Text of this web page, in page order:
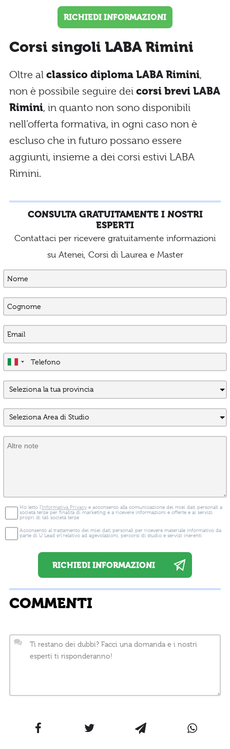
RICHIEDI INFORMAZIONI
Corsi singoli LABA Rimini
Oltre al classico diploma LABA Rimini,
non è possibile seguire dei corsi brevi LABA
Rimini, in quanto non sono disponibili
nell’offerta formativa, in ogni caso non è
escluso che in futuro possano essere
aggiunti, insieme a dei corsi estivi LABA
Rimini.
CONSULTA GRATUITAMENTE I NOSTRI
ESPERTI
Contattaci per ricevere gratuitamente informazioni
su Atenei, Corsi di Laurea e Master
Ho letto l'Informativa Privacy e acconsento alla comunicazione dei miei dati personali a
società terze per finalità di marketing e a ricevere informazioni e offerte e ai servizi
propri di tali società terze
Acconsento al trattamento dei miei dati personali per ricevere materiale informativo da
parte di U Lead srl relativo ad agevolazioni, percorsi di studio e servizi inerenti
COMMENTI